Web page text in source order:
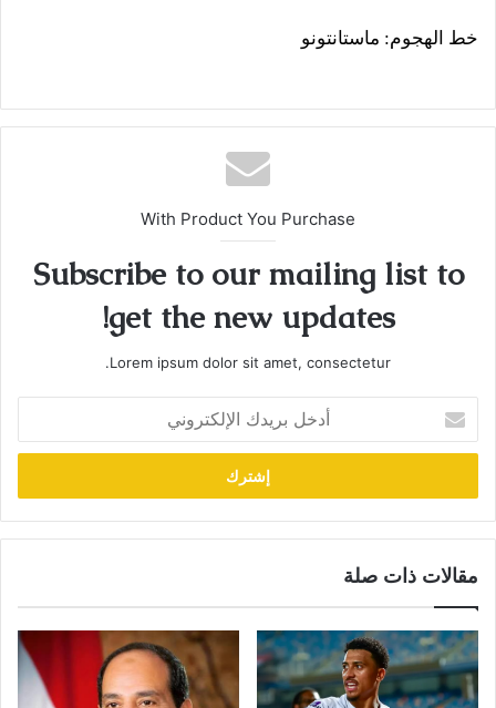
خط الهجوم: ماستانتونو
With Product You Purchase
Subscribe to our mailing list to
get the new updates!
Lorem ipsum dolor sit amet, consectetur.
بريدك
الإلكتروني
مقالات ذات صلة